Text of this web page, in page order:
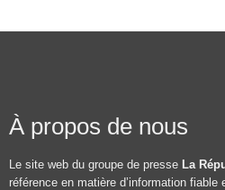
À propos de nous
Le site web du groupe de presse La
référence en matière d’information